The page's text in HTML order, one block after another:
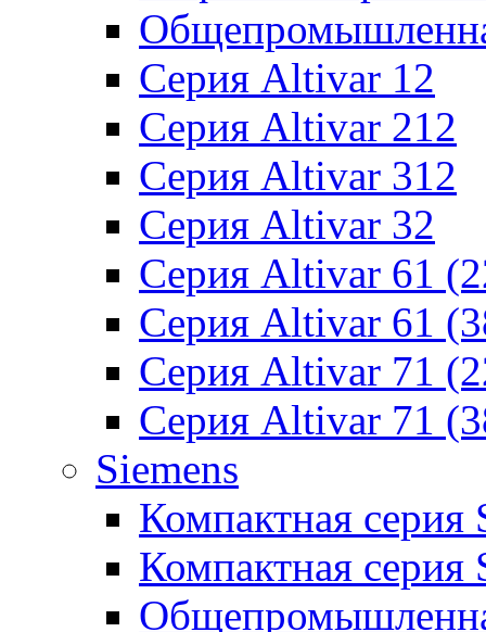
Серия Altivar 12
Серия Altivar 212
Серия Altivar 312
Серия Altivar 32
Серия Altivar 61
Серия Altivar 61
Серия Altivar 71
Серия Altivar 71
Siemens
Компактная
Компактная